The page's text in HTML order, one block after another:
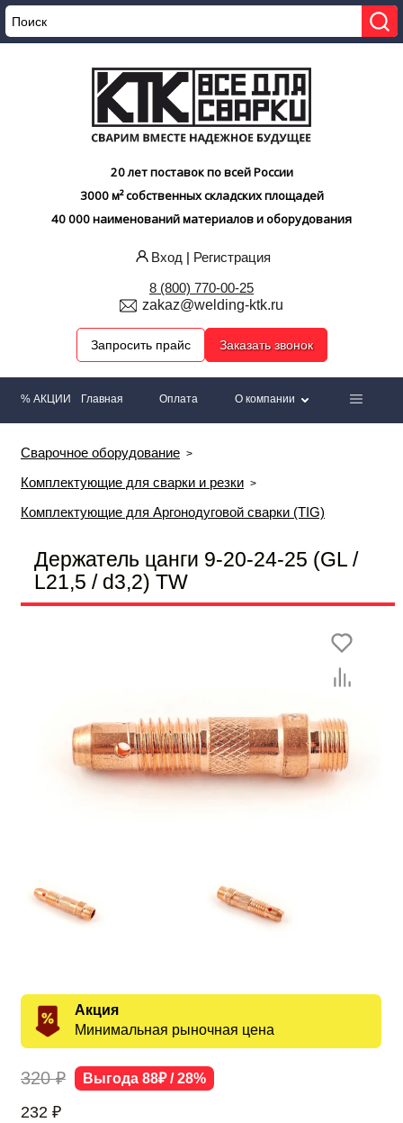
20 лет поставок по всей России
3000 м² собственных складских площадей
40 000 наименований материалов и оборудования
Вход | Регистрация
8 (800) 770-00-25
zakaz@welding-ktk.ru
Запросить прайс Заказать звонок
% АКЦИИ Главная Оплата О компании
Сварочное оборудование
Комплектующие для сварки и резки
Комплектующие для Аргонодуговой сварки (TIG)
Держатель цанги 9-20-24-25 (GL /
L21,5 / d3,2) TW
Акция
Минимальная рыночная цена
320 ₽ Выгода 88₽ / 28%
232 ₽